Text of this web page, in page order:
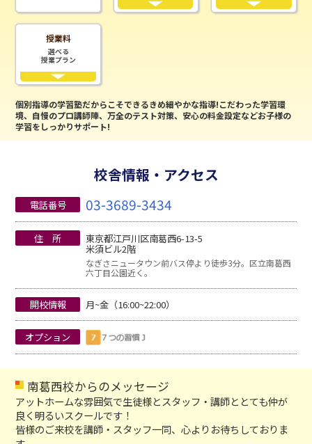
授業料
選べる
授業プラン
個別指導の学習塾だからこそできるきめ細やかな指導!こだわった学習環
境、自慢のプロ講師陣、万全のテスト対策、安心の料金設定などお子様の
学習をしっかりサポート!
校舎情報・アクセス
電話番号 03-3689-3434
住 所 東京都江戸川区南葛西6-13-5
米須ビル2階
なぎさニュータウン前バス停より徒歩3分。区立南葛西
六丁目公園近く。
開校情報 月~金（16:00~22:00）
オプション
南葛西校からのメッセージ
アットホームな雰囲気で生徒様とスタッフ・講師ととても仲が
良く明るいスクールです！
皆様のご来校を講師・スタッフ一同、心よりお待ちしておりま